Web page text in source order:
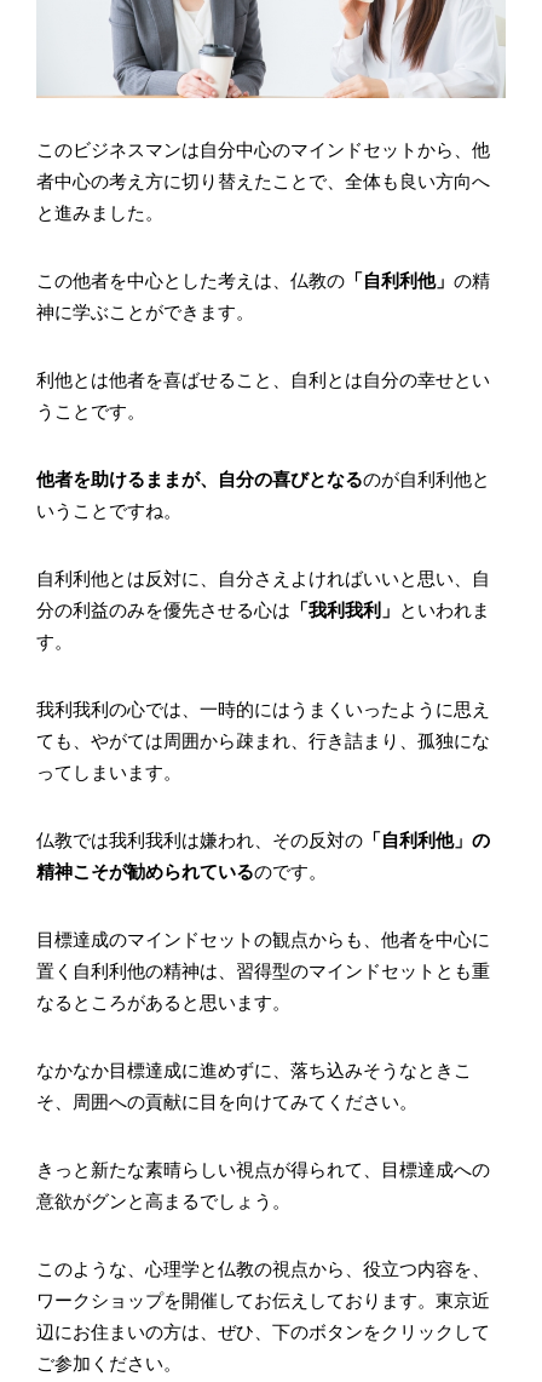
このビジネスマンは自分中心のマインドセットから、他
者中心の考え方に切り替えたことで、全体も良い方向へ
と進みました。
この他者を中心とした考えは、仏教の 「自利利他」 の精
神に学ぶことができます。
利他とは他者を喜ばせること、自利とは自分の幸せとい
うことです。
他者を助けるままが、自分の喜びとなるのが自利利他と
いうことですね。
自利利他とは反対に、自分さえよければいいと思い、自
分の利益のみを優先させる心は 「我利我利」 といわれま
す。
我利我利の心では、一時的にはうまくいったように思え
ても、やがては周囲から疎まれ、行き詰まり、孤独にな
ってしまいます。
仏教では我利我利は嫌われ、その反対の 「自利利他」の
精神こそが勧められているのです。
目標達成のマインドセットの観点からも、他者を中心に
置く自利利他の精神は、習得型のマインドセットとも重
なるところがあると思います。
なかなか目標達成に進めずに、落ち込みそうなときこ
そ、周囲への貢献に目を向けてみてください。
きっと新たな素晴らしい視点が得られて、目標達成への
意欲がグンと高まるでしょう。
このような、心理学と仏教の視点から、役立つ内容を、
ワークショップを開催してお伝えしております。東京近
辺にお住まいの方は、ぜひ、下のボタンをクリックして
ご参加ください。